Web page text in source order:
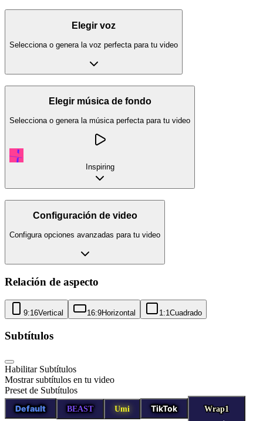
Elegir voz
Selecciona o genera la voz perfecta para tu video
Elegir música de fondo
Selecciona o genera la música perfecta para tu video
Inspiring
Configuración de video
Configura opciones avanzadas para tu video
Relación de aspecto
9:16Vertical 16:9Horizontal 1:1 Cuadrado
Subtítulos
Habilitar Subtítulos
Mostrar subtítulos en tu video
Preset de Subtítulos
Default
BEAST Umi TikTok Wrap1
Wrap1